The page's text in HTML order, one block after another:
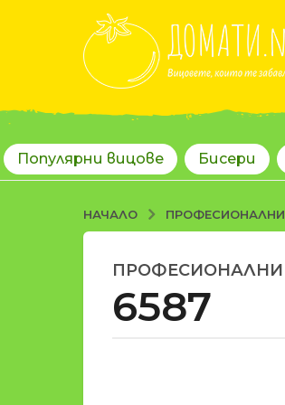
Популярни вицове Бисери
НАЧАЛО ПРОФЕСИОНАЛНИ
1
8
г
ПРОФЕСИОНАЛНИ
6587